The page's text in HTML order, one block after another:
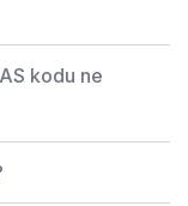
kodu ne